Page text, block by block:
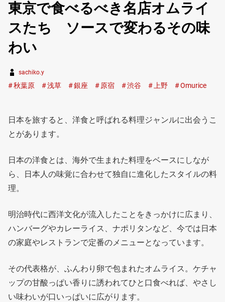
東京で食べるべき名店オムライ
スたち ソースで変わるその味
わい
sachiko.y
秋葉原 浅草 銀座 原宿 渋谷 上野 Omurice
日本を旅すると、洋食と呼ばれる料理ジャンルに出会うこ
とがあります。
日本の洋食とは、海外で生まれた料理をベースにしなが
ら、日本人の味覚に合わせて独自に進化したスタイルの料
理。
明治時代に西洋文化が流入したことをきっかけに広まり、
ハンバーグやカレーライス、ナポリタンなど、今では日本
の家庭やレストランで定番のメニューとなっています。
その代表格が、ふんわり卵で包まれたオムライス。ケチャ
ップの甘酸っぱい香りに誘われてひと口食べれば、やさし
い味わいが口いっぱいに広がります。